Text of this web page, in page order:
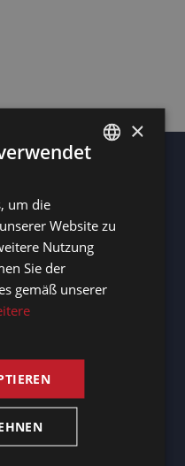
ENGLISH
×
um die
Website zu
Nutzung
Sie der
gemäß unserer